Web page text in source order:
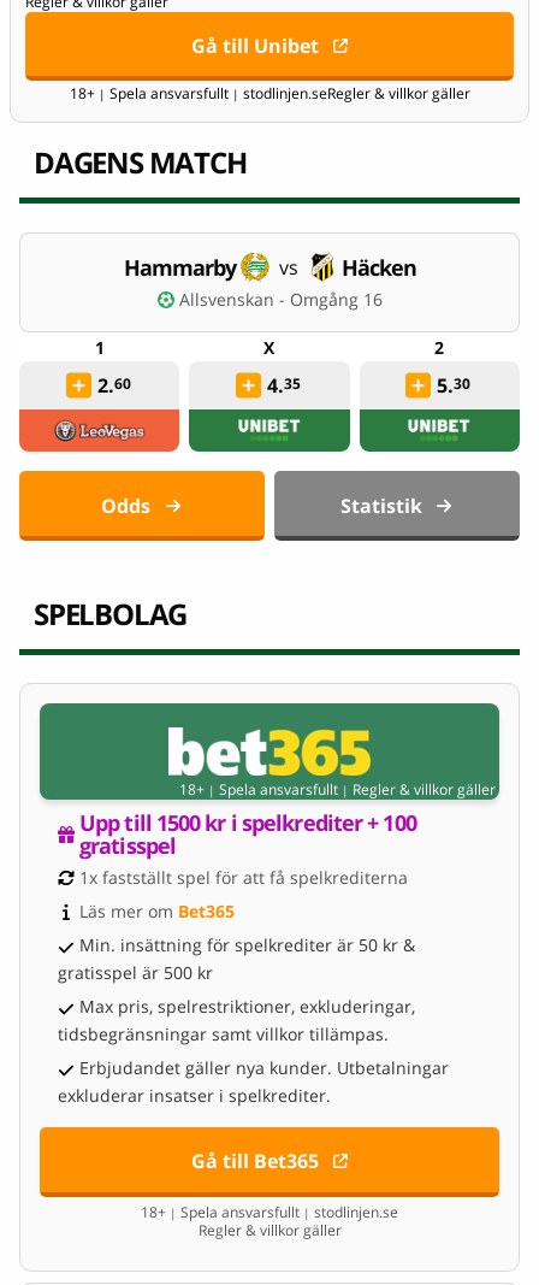
Gå till Unibet
18+ | Spela ansvarsfullt | stodlinjen.seRegler & villkor gäller
DAGENS MATCH
Hammarby vs Häcken
Allsvenskan - Omgång 16
2.60 4.35 5.30
Odds Statistik
SPELBOLAG
18+ | Spela ansvarsfullt | Regler & villkor gäller
Upp till 1500 kr i spelkrediter + 100
gratisspel
1x fastställt spel för att få spelkrediterna
Läs mer om Bet365
Min. insättning för spelkrediter är 50 kr &
gratisspel är 500 kr
Max pris, spelrestriktioner, exkluderingar,
tidsbegränsningar samt villkor tillämpas.
Erbjudandet gäller nya kunder. Utbetalningar
exkluderar insatser i spelkrediter.
Gå till Bet365
18+ | Spela ansvarsfullt | stodlinjen.se
Regler & villkor gäller